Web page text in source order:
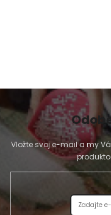
Vložte svoj e-mail a my